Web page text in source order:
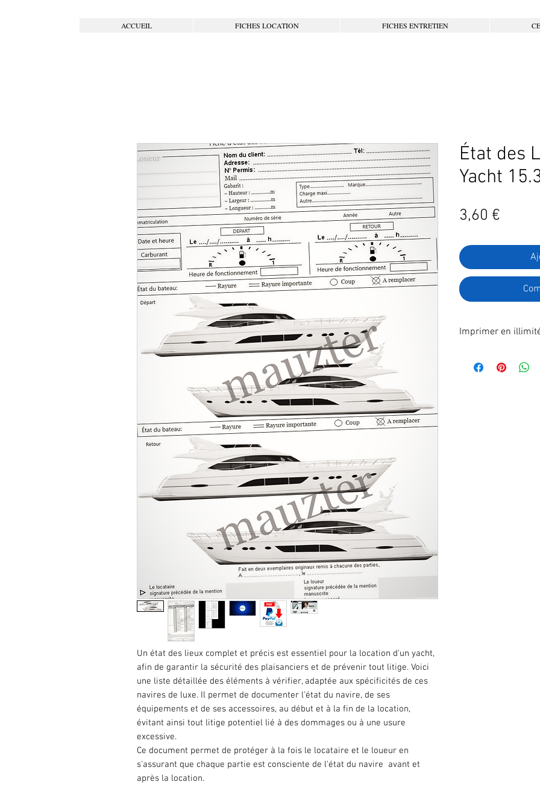
ACCUEIL FICHES LOCATION FICHES ENTRETIEN
Un état des lieux complet et précis est essentiel pour la location d'un yacht,
afin de garantir la sécurité des plaisanciers et de prévenir tout litige. Voici
une liste détaillée des éléments à vérifier, adaptée aux spécificités de ces
navires de luxe. Il permet de documenter l'état du navire, de ses
équipements et de ses accessoires, au début et à la fin de la location,
évitant ainsi tout litige potentiel lié à des dommages ou à une usure
excessive.
Ce document permet de protéger à la fois le locataire et le loueur en
s'assurant que chaque partie est consciente de l'état du navire avant et
après la location.
État des
Yacht
3,60 €
Imprimer en
poste.